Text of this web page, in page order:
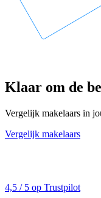
Klaar om de
Vergelijk makelaars in
Vergelijk makelaars
4,5 / 5 op Trustpilot